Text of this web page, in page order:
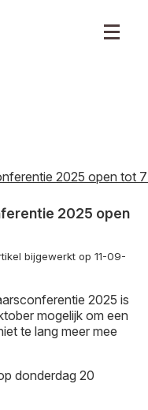
2025 open tot
2025 open
bijgewerkt op 11-09-
2025 is
mogelijk om een
te lang meer mee
donderdag 20